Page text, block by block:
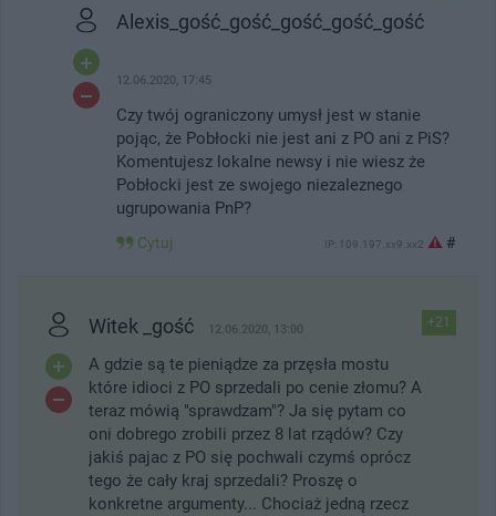
Alexis_gość_gość_gość_gość_gość
12.06.2020, 17:45
Czy twój ograniczony umysł jest w stanie
pojąc, że Pobłocki nie jest ani z PO ani z PiS?
Komentujesz lokalne newsy i nie wiesz że
Pobłocki jest ze swojego niezaleznego
ugrupowania PnP?
Cytuj IP: 109.197.xx9.xx2 #
+21
Witek _gość 12.06.2020, 13:00
A gdzie są te pieniądze za przęsła mostu
które idioci z PO sprzedali po cenie złomu? A
teraz mówią "sprawdzam"? Ja się pytam co
oni dobrego zrobili przez 8 lat rządów? Czy
jakiś pajac z PO się pochwali czymś oprócz
tego że cały kraj sprzedali? Proszę o
konkretne argumenty... Chociaż jedną rzecz